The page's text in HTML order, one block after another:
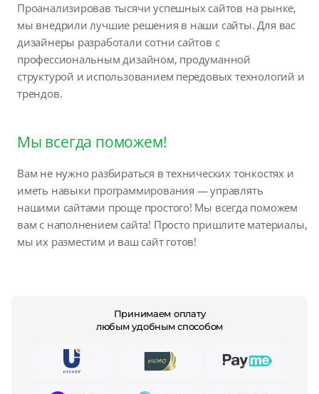
Проанализировав тысячи успешных сайтов на рынке,
мы внедрили лучшие решения в наши сайты. Для вас
дизайнеры разработали сотни сайтов с
профессиональным дизайном, продуманной
структурой и использованием передовых технологий и
трендов.
Мы всегда поможем!
Вам не нужно разбираться в технических тонкостях и
иметь навыки программирования — управлять
нашими сайтами проще простого! Мы всегда поможем
вам с наполнением сайта! Просто пришлите материалы,
мы их разместим и ваш сайт готов!
Принимаем оплату
любым удобным способом